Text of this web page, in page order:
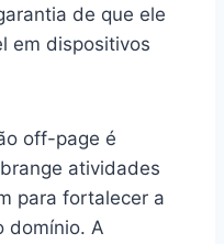
de que ele
em dispositivos
off-page é
atividades
para fortalecer a
domínio. A